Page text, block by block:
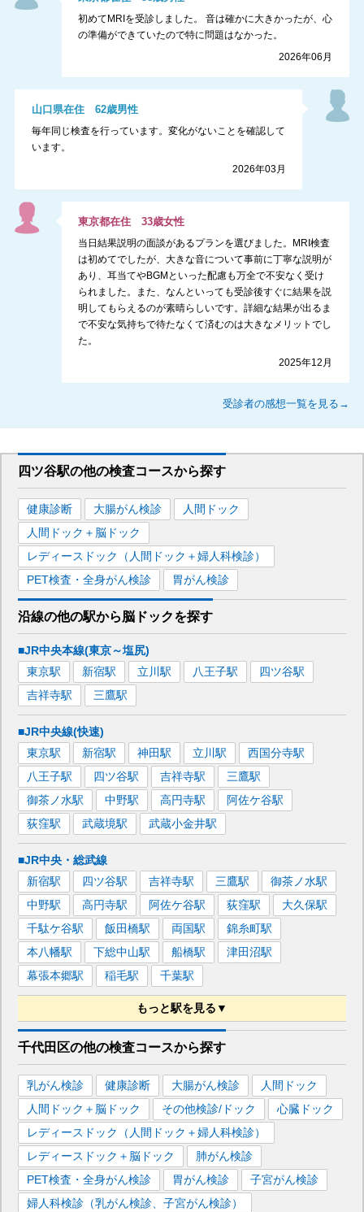
初めてMRIを受診しました。 音は確かに大きかったが、心
の準備ができていたので特に問題はなかった。
2026年06月
山口県在住 62歳男性
毎年同じ検査を行っています。変化がないことを確認して
います。
2026年03月
東京都在住33歳女性
当日結果説明の面談があるプランを選びました。MRI検査
は初めてでしたが、大きな音について事前に丁寧な説明が
あり、耳当てやBGMといった配慮も万全で不安なく受け
られました。また、なんといっても受診後すぐに結果を説
明してもらえるのが素晴らしいです。詳細な結果が出るま
で不安な気持ちで待たなくて済むのは大きなメリットでし
た。
2025年12月
受診者の感想一覧を見る→
四ツ谷駅の他の検査コースから探す
健康診断 大腸がん検診
人間ドック
人間ドック＋脳ドック
レディースドック（人間ドック＋婦人科検診）
PET検査・全身がん検診
胃がん検診
沿線の他の駅から脳ドックを探す
■JR中央本線(東京～塩尻)
東京駅 新宿駅 立川駅 八王子駅 四ツ谷駅
吉祥寺駅 三鷹駅
■JR中央線(快速)
東京駅 新宿駅 神田駅 立川駅 西国分寺駅
八王子駅 四ツ谷駅 吉祥寺駅 三鷹駅
御茶ノ水駅 中野駅 高円寺駅 阿佐ケ谷駅
荻窪駅 武蔵境駅 武蔵小金井駅
■JR中央・総武線
新宿駅 四ツ谷駅 吉祥寺駅 三鷹駅 御茶ノ水駅
中野駅 高円寺駅 阿佐ケ谷駅 荻窪駅 大久保駅
千駄ケ谷駅 飯田橋駅 両国駅 錦糸町駅
本八幡駅 下総中山駅 船橋駅 津田沼駅
幕張本郷駅 稲毛駅 千葉駅
もっと駅を見る▼
■東京メトロ丸ノ内線
東京駅 新宿駅 池袋駅 四ツ谷駅 御茶ノ水駅
荻窪駅 駅 赤坂見附駅 新大塚 後楽園
大手町 駅 霞ケ関 駅 四谷三丁目駅 新宿御苑前駅
新宿三丁目 駅 西新宿駅 南阿佐ケ谷駅
■東京メトロ南北線
目黒駅 四ツ谷駅 飯田橋駅 溜池山王
千代田区の他の検査コースから探す
乳がん検診 健康診断 大腸がん検診
人間ドック
人間ドック＋脳ドック
その他検診/ドック
心臓ドック
レディースドック（人間ドック＋婦人科検診）
レディースドック＋脳ドック
肺がん検診
PET検査・全身がん検診
胃がん検診
子宮がん検診
婦人科検診（乳がん検診、子宮がん検診）